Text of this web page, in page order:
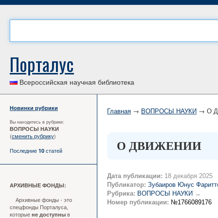
Порталус
Всероссийская научная библиотека
Новинки рубрики
Вы находитесь в рубрике:
ВОПРОСЫ НАУКИ
(сменить рубрику)
Последние 10 статей
АРХИВНЫЕ ФОНДЫ:
Архивные фонды - это
спецфонды Порталуса,
которые не доступны в
Главная → ВОПРОСЫ НАУКИ → О
О ДВИЖЕНИИ
Дата публикации: 18 декабря 2025
Публикатор: Зубаиров Юнус
Рубрика: ВОПРОСЫ НАУКИ →
Номер публикации: №1766089176